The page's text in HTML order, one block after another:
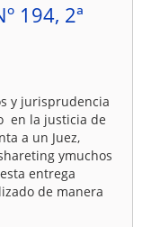
194, 2ª
y jurisprudencia
en la justicia de
a un Juez,
ymuchos
entrega
de manera